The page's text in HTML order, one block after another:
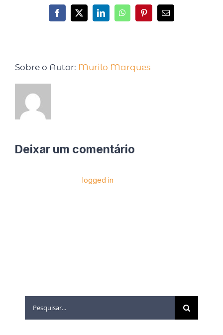
Sobre o Autor: Murilo Marques
Deixar um comentário
logged in